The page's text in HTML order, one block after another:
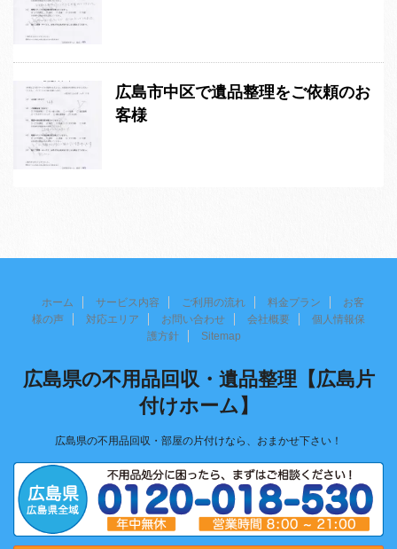
広島市中区で遺品整理をご依頼のお
客様
ホーム サービス内容 ご利用の流れ 料金プラン
お客
様の声
対応エリア お問い合わせ 会社概要
個人情報保
護方針
Sitemap
広島県の不用品回収・遺品整理【広島片
付けホーム】
広島県の不用品回収・部屋の片付けなら、おまかせ下さい！